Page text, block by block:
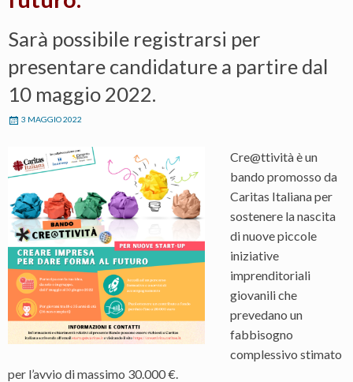
Sarà possibile registrarsi per
presentare candidature a partire dal
10 maggio 2022.
3 MAGGIO 2022
Cre@ttività è un
bando promosso da
Caritas Italiana per
sostenere la nascita
di nuove piccole
iniziative
imprenditoriali
giovanili che
prevedano un
fabbisogno
complessivo stimato
per l’avvio di massimo 30.000 €.